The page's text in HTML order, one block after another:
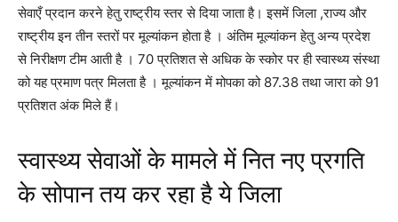
सेवाएँ प्रदान करने हेतु राष्ट्रीय स्तर से दिया जाता है। इसमें जिला ,राज्य और
राष्ट्रीय इन तीन स्तरों पर मूल्यांकन होता है । अंतिम मूल्यांकन हेतु अन्य प्रदेश
से निरीक्षण टीम आती है । 70 प्रतिशत से अधिक के स्कोर पर ही स्वास्थ्य संस्था
को यह प्रमाण पत्र मिलता है । मूल्यांकन में मोपका को 87.38 तथा जारा को 91
प्रतिशत अंक मिले हैं।
स्वास्थ्य सेवाओं के मामले में नित नए प्रगति
के सोपान तय कर रहा है ये जिला